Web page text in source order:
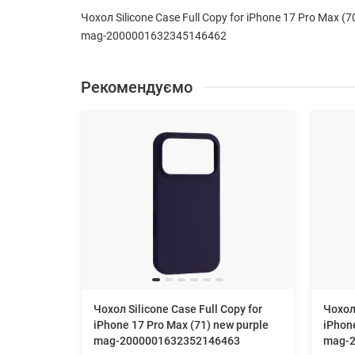
Чохол Silicone Case Full Copy for iPhone 17 Pro Max
mag-2000001632345146462
Рекомендуємо
Чохол Silicone Case Full Copy for
iPhone 17 Pro Max (71) new purple
mag-2000001632352146463
mag-